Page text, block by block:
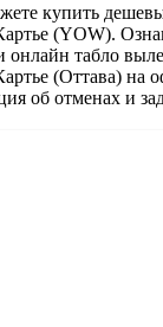
купить
(YOW).
онлайн табло
(Оттава) на
об отменах и